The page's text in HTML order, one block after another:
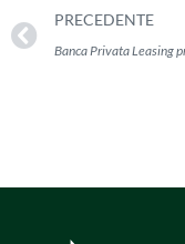
PRECEDENTE